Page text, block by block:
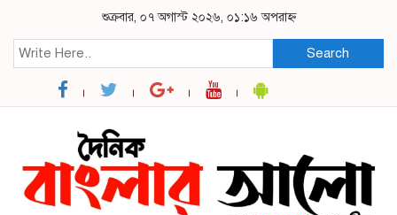
শুক্রবার, ০৭ অগাস্ট ২০২৬, ০১:১৬ অপরাহ্ন
Search